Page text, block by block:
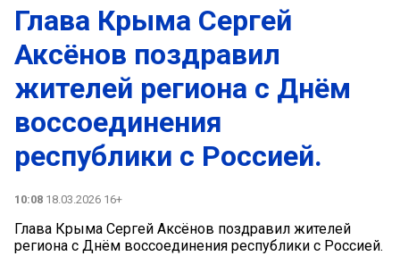
Глава Крыма Сергей
Аксёнов поздравил
жителей региона с Днём
воссоединения
республики с Россией.
10:08 18.03.2026 16+
Глава Крыма Сергей Аксёнов поздравил жителей
региона с Днём воссоединения республики с Россией.